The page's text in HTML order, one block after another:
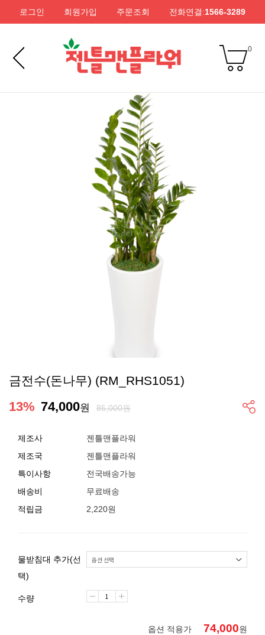
로그인 회원가입 주문조회 전화연결:1566-3289
0
금전수(돈나무) (RM_RHS1051)
13% 74,000원 85,000원
제조사
젠틀맨플라워
제조국
젠틀맨플라워
특이사항
전국배송가능
배송비
무료배송
적립금
2,220원
물받침대 추가(선
택)
수량
옵션 적용가 74,000원